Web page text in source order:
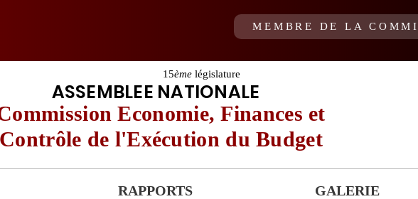
MEMBRE DE LA
15ème législature
ASSEMBLEE NATIONALE
Economie, Finances et
Contrôle de l'Exécution du Budget
RAPPORTS GALERIE